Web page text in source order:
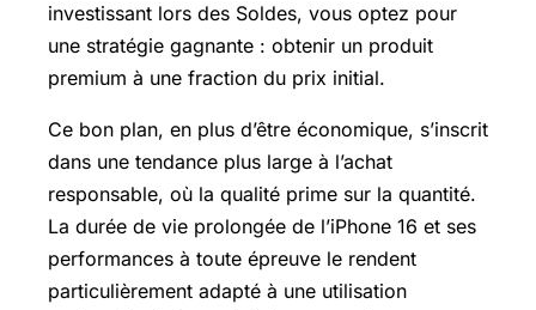
investissant lors des Soldes, vous optez pour
une stratégie gagnante : obtenir un produit
premium à une fraction du prix initial.
Ce bon plan, en plus d’être économique, s’inscrit
dans une tendance plus large à l’achat
responsable, où la qualité prime sur la quantité.
La durée de vie prolongée de l’iPhone 16 et ses
performances à toute épreuve le rendent
particulièrement adapté à une utilisation